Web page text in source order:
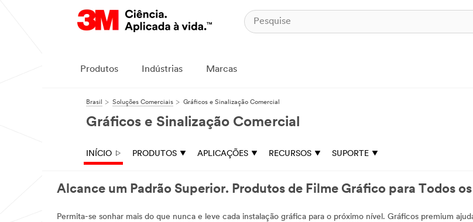
Produtos Indústrias Marcas
Brasil Soluções Comerciais Gráficos e Sinalização Comercial
Gráficos e Sinalização Comercial
INÍCIO PRODUTOS APLICAÇÕES RECURSOS SUPORTE
Alcance um Padrão Superior. Produtos de Filme Gráfico para Todos
Permita-se sonhar mais do que nunca e leve cada instalação gráfica para o próximo nível. Gráficos premium